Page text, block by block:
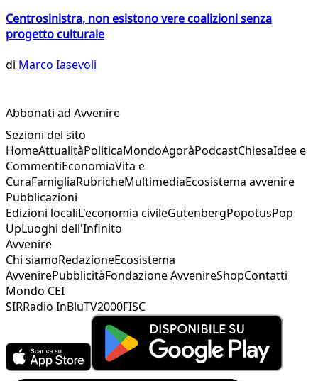
Centrosinistra, non esistono vere coalizioni senza
progetto culturale
di Marco Iasevoli
Abbonati ad Avvenire
Sezioni del sito
HomeAttualitàPoliticaMondoAgoràPodcastChiesaIdee e
CommentiEconomiaVita e
CuraFamigliaRubricheMultimediaEcosistema avvenire
Pubblicazioni
Edizioni localiL'economia civileGutenbergPopotusPop
UpLuoghi dell'Infinito
Avvenire
Chi siamoRedazioneEcosistema
AvvenirePubblicitàFondazione AvvenireShopContatti
Mondo CEI
SIRRadio InBluTV2000FISC